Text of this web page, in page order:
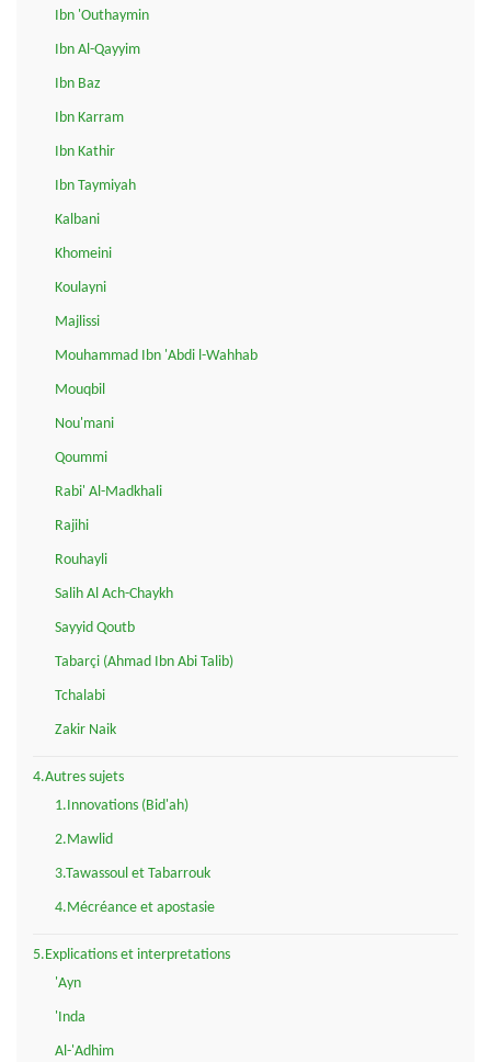
Ibn 'Outhaymin
Ibn Al-Qayyim
Ibn Baz
Ibn Karram
Ibn Kathir
Ibn Taymiyah
Kalbani
Khomeini
Koulayni
Majlissi
Mouhammad Ibn 'Abdi l-Wahhab
Mouqbil
Nou'mani
Qoummi
Rabi' Al-Madkhali
Rajihi
Rouhayli
Salih Al Ach-Chaykh
Sayyid Qoutb
Tabarçi (Ahmad Ibn Abi Talib)
Tchalabi
Zakir Naik
4.Autres sujets
1.Innovations (Bid'ah)
2.Mawlid
3.Tawassoul et Tabarrouk
4.Mécréance et apostasie
5.Explications et interpretations
'Ayn
'Inda
Al-'Adhim